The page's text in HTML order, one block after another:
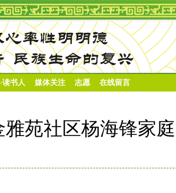
读书人 媒体关注 志愿 在线留言
苑社区杨海锋家庭